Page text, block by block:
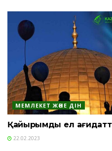
МЕМЛЕКЕТ ЖӘНЕ ДІН
Қайырымды ел
22.02.2023